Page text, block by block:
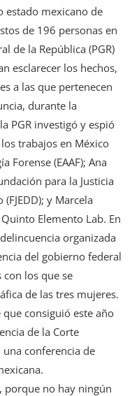
estado mexicano de
de 196 personas en
de la República (PGR)
esclarecer los hechos,
a las que pertenecen
durante la
PGR investigó y espió
trabajos en México
Forense (EAAF); Ana
para la Justicia
y Marcela
Elemento Lab. En
organizada
del gobierno federal
los que se
de las tres mujeres.
consiguió este año
de la Corte
conferencia de
porque no hay ningún